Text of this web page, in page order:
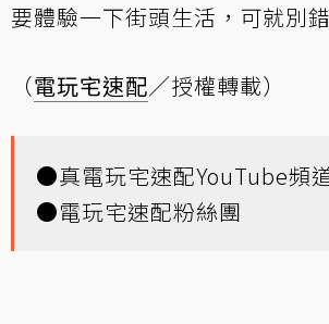
要體驗一下街頭生活，可就別
（電玩宅速配／授權轉載）
●真電玩宅速配YouTube頻
●電玩宅速配粉絲團